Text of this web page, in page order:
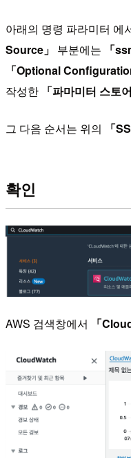
아래의 명령 파라미터 에
Source」 부분에는 「
「Optional
작성한 「파마미터 스토어
그 다음 순서는 위의 「
확인
AWS 검색창에서 「